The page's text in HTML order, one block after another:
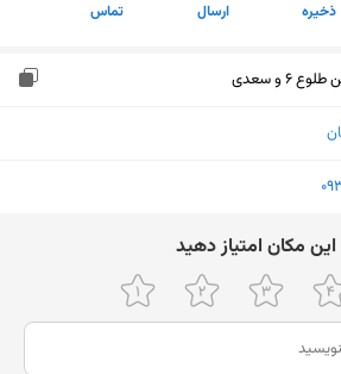
ذخیره ارسال تماس
6 و سعدی
اﯾﻦ ﻣﮑﺎن اﻣﺘﯿﺎز دﻫﯿﺪ